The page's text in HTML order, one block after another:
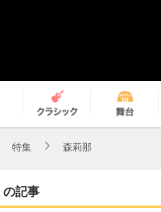
特集 森莉那
記事